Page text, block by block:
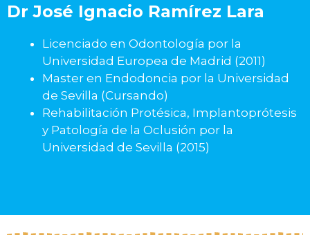
Dr José Ignacio Ramírez Lara
Licenciado en Odontología por la
Universidad Europea de Madrid (2011)
Master en Endodoncia por la Universidad
de Sevilla (Cursando)
Rehabilitación Protésica, Implantoprótesis
y Patología de la Oclusión por la
Universidad de Sevilla (2015)